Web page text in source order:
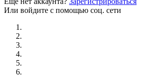
Или войдите с помощью соц. сети